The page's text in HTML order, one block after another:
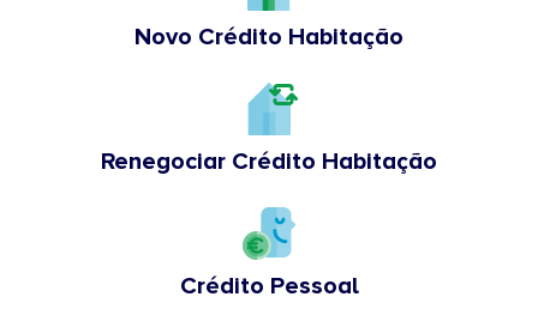
Novo Crédito Habitação
Renegociar Crédito Habitação
Crédito Pessoal